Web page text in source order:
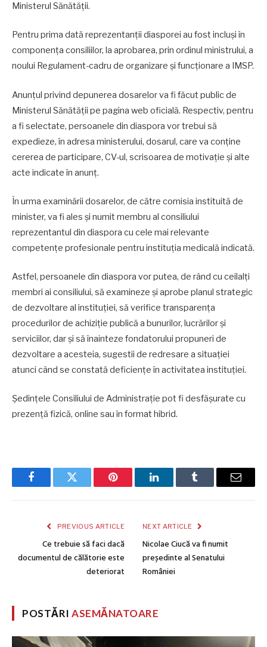
Ministerul Sănătății.
Pentru prima dată reprezentanții diasporei au fost incluși în
componența consiliilor, la aprobarea, prin ordinul ministrului, a
noului Regulament-cadru de organizare și funcționare a IMSP.
Anunțul privind depunerea dosarelor va fi făcut public de
Ministerul Sănătății pe pagina web oficială. Respectiv, pentru
a fi selectate, persoanele din diaspora vor trebui să
expedieze, în adresa ministerului, dosarul, care va conține
cererea de participare, CV-ul, scrisoarea de motivație și alte
acte indicate în anunț.
În urma examinării dosarelor, de către comisia instituită de
minister, va fi ales și numit membru al consiliului
reprezentantul din diaspora cu cele mai relevante
competențe profesionale pentru instituția medicală indicată.
Astfel, persoanele din diaspora vor putea, de rând cu ceilalți
membri ai consiliului, să examineze și aprobe planul strategic
de dezvoltare al instituției, să verifice transparența
procedurilor de achiziție publică a bunurilor, lucrărilor și
serviciilor, dar și să înainteze fondatorului propuneri de
dezvoltare a acesteia, sugestii de redresare a situației
atunci când se constată deficiențe în activitatea instituției.
Ședințele Consiliului de Administrație pot fi desfășurate cu
prezență fizică, online sau în format hibrid.
FacebookTwitter Pinterest LinkedInTumblr Email
PREVIOUS ARTICLE
Ce trebuie să faci dacă
documentul de călătorie este
deteriorat
NEXT ARTICLE
Nicolae Ciucă va fi numit
președinte al Senatului
României
POSTĂRIASEMĂNATOARE